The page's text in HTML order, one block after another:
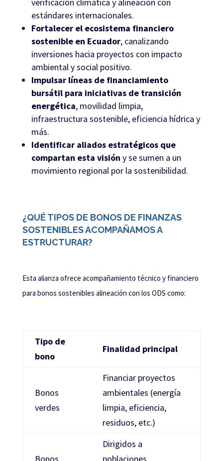
verificación climática y alineación con
estándares internacionales.
Fortalecer el ecosistema financiero
sostenible en Ecuador, canalizando
inversiones hacia proyectos con impacto
ambiental y social positivo.
Impulsar líneas de financiamiento
bursátil para iniciativas de transición
energética, movilidad limpia,
infraestructura sostenible, eficiencia hídrica y
más.
Identificar aliados estratégicos que
compartan esta visión y se sumen a un
movimiento regional por la sostenibilidad.
¿QUÉ TIPOS DE BONOS DE FINANZAS
SOSTENIBLES ACOMPAÑAMOS A
ESTRUCTURAR?
Esta alianza ofrece acompañamiento técnico y financiero
para bonos sostenibles alineación con los ODS como:
Tipo de
bono
Finalidad principal
Bonos
verdes
Financiar proyectos
ambientales (energía
limpia, eficiencia,
residuos, etc.)
Dirigidos a